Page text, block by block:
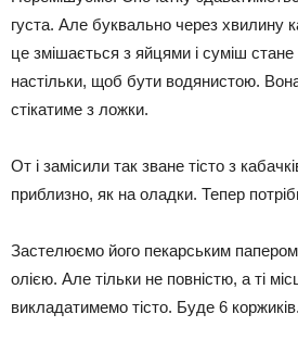
густа. Але буквально через хвилину
це змішається з яйцями і суміш
настільки, щоб бути водянистою.
стікатиме з ложки.
От і замісили так зване тісто з
приблизно, як на оладки. Тепер
Застелюємо його пекарським
олією. Але тільки не повністю, а ті
викладатимемо тісто. Буде 6 коржиків.